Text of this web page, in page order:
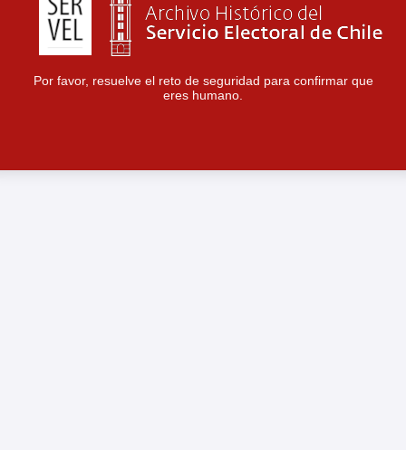
Por favor, resuelve el reto de seguridad para confirmar que
eres humano.